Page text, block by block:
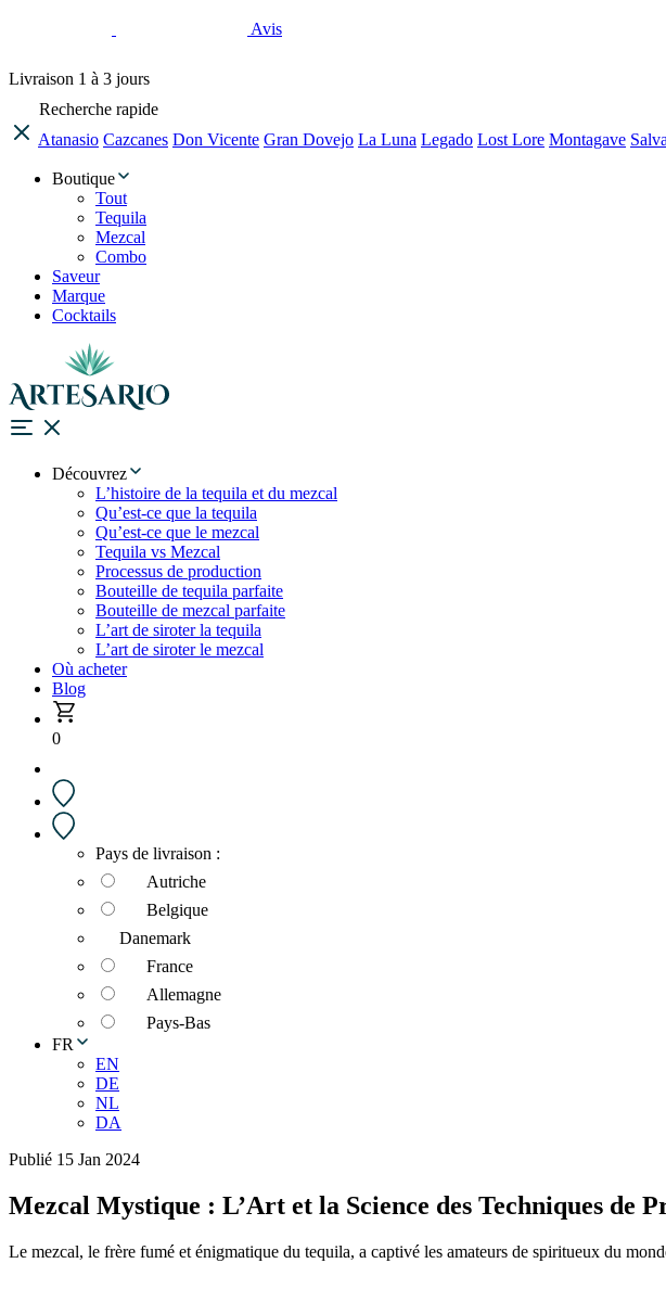
Avis
Livraison 1 à 3 jours
Recherche rapide
Atanasio Cazcanes Don Vicente Gran Dovejo La Luna Legado Lost Lore Montagave
Boutique
Tout
Tequila
Mezcal
Combo
Saveur
Marque
Cocktails
Découvrez
L’histoire de la tequila et du mezcal
Qu’est-ce que la tequila
Qu’est-ce que le mezcal
Tequila vs Mezcal
Processus de production
Bouteille de tequila parfaite
Bouteille de mezcal parfaite
L’art de siroter la tequila
L’art de siroter le mezcal
Où acheter
Blog
0
Pays de livraison :
Autriche
Belgique
Danemark
France
Allemagne
Pays-Bas
FR
EN
DE
NL
DA
Publié 15 Jan 2024
Mezcal Mystique : L’Art et la Science des Techniques de
Le mezcal, le frère fumé et énigmatique du tequila, a captivé les amateurs de spiritueux du